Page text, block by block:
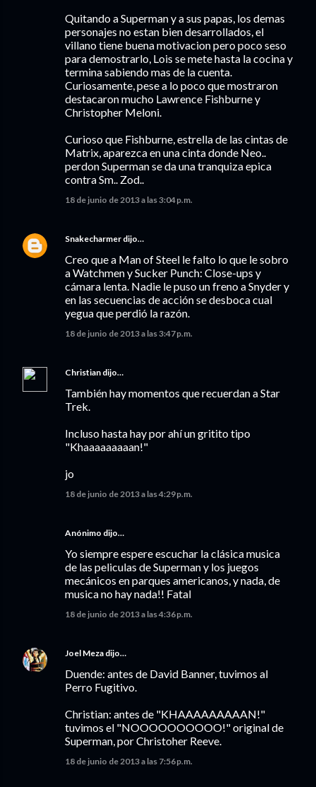
Quitando a Superman y a sus papas, los demas
personajes no estan bien desarrollados, el
villano tiene buena motivacion pero poco seso
para demostrarlo, Lois se mete hasta la cocina y
termina sabiendo mas de la cuenta.
Curiosamente, pese a lo poco que mostraron
destacaron mucho Lawrence Fishburne y
Christopher Meloni.
Curioso que Fishburne, estrella de las cintas de
Matrix, aparezca en una cinta donde Neo..
perdon Superman se da una tranquiza epica
contra Sm.. Zod..
18 de junio de 2013 a las 3:04 p.m.
Snakecharmer dijo…
Creo que a Man of Steel le falto lo que le sobro
a Watchmen y Sucker Punch: Close-ups y
cámara lenta. Nadie le puso un freno a Snyder y
en las secuencias de acción se desboca cual
yegua que perdió la razón.
18 de junio de 2013 a las 3:47 p.m.
Christian dijo…
También hay momentos que recuerdan a Star
Trek.
Incluso hasta hay por ahí un gritito tipo
"Khaaaaaaaaan!"
jo
18 de junio de 2013 a las 4:29 p.m.
Anónimo dijo…
Yo siempre espere escuchar la clásica musica
de las peliculas de Superman y los juegos
mecánicos en parques americanos, y nada, de
musica no hay nada!! Fatal
18 de junio de 2013 a las 4:36 p.m.
Joel Meza dijo…
Duende: antes de David Banner, tuvimos al
Perro Fugitivo.
Christian: antes de "KHAAAAAAAAAN!"
tuvimos el "NOOOOOOOOOO!" original de
Superman, por Christoher Reeve.
18 de junio de 2013 a las 7:56 p.m.